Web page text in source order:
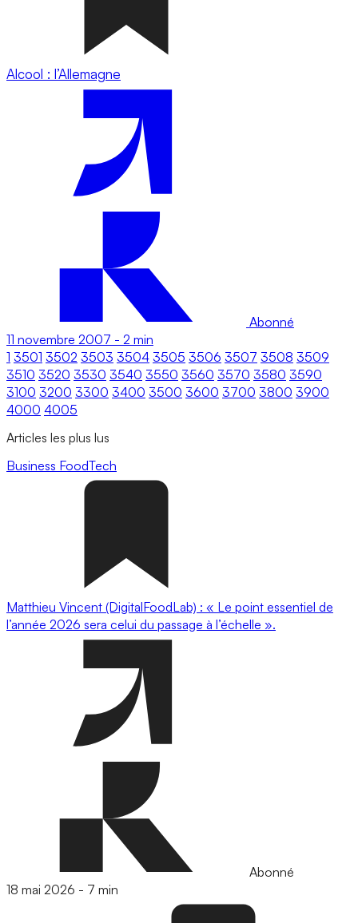
Alcool : l’Allemagne
Abonné
11 novembre 2007 - 2 min
1 3501 3502 3503 3504 3505 3506 3507 3508 3509
3510 3520 3530 3540 3550 3560 3570 3580 3590
3100 3200 3300 3400 3500 3600 3700 3800 3900
4000 4005
Articles les plus lus
Business FoodTech
Matthieu Vincent (DigitalFoodLab) : « Le point essentiel de
l’année 2026 sera celui du passage à l’échelle ».
Abonné
18 mai 2026 - 7 min